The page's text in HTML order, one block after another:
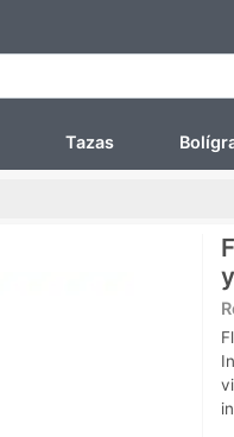
Tazas